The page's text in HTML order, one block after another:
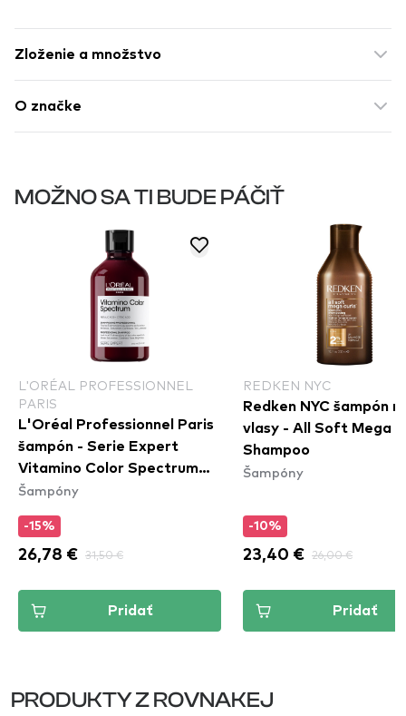
Zloženie a množstvo
O značke
MOŽNO SA TI BUDE PÁČIŤ
L'ORÉAL PROFESSIONNEL
PARIS
L'Oréal Professionnel Paris
šampón - Serie Expert
Vitamino Color Spectrum
Shampoo
Šampóny
-15%
26,78 € 31,50 €
Pridať
REDKEN NYC
Redken NYC šampón
vlasy - All Soft Mega
Shampoo
Šampóny
-10%
23,40 € 26,00 €
Pridať
PRODUKTY Z ROVNAKEJ